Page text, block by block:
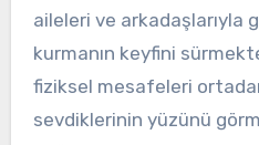
aileleri ve arkadaşlarıyla
kurmanın keyfini
fiziksel mesafeleri
sevdiklerinin yüzünü